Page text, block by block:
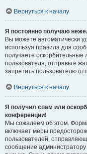
Вернуться к началу
Я постоянно получаю
Вы можете автоматически
используя правила для
получаете оскорбительные
пользователя, отправьте
запретить пользователю
Вернуться к началу
Я получил спам или
конференции!
Мы сожалеем об этом.
включает меры
пользователей,
сообщение